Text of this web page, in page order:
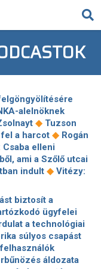
KERESÉS
alelnöknek
◆ Tuzson
a harcot ◆ Rogán
Csaba elleni
ami a Szőlő utcai
indult ◆ Vitézy:
Mészároséknak
napról a másikra
szűnik meg az
◆ A "Férfiak 40"
a korai
a nézőket
biztosít a
ügyfelei
a technológiai
súlyos csapást
áldozata